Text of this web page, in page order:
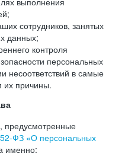
сотрудников, занятых
данных;
контроля
персональных
несоответствий в самые
их причины.
ФЗ «О персональных
именно: